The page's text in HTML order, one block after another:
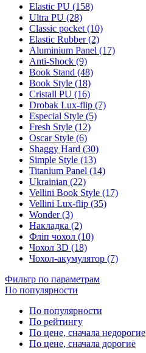
Elastic PU (158)
Ultra PU (28)
Classic pocket (10)
Elastic Rubber (2)
Aluminium Panel (17)
Anti-Shock (9)
Book Stand (48)
Book Style (18)
Cristall PU (16)
Drobak Lux-flip (7)
Especial Style (5)
Fresh Style (12)
Oscar Style (6)
Shaggy Hard (30)
Simple Style (13)
Titanium Panel (14)
Ukrainian (22)
Vellini Book Style (17)
Vellini Lux-flip (35)
Wonder (3)
Накладка (2)
Фліп чохол (10)
Чохол 3D (18)
Чохол-акумулятор (7)
Фильтр по параметрам
По популярности
По популярности
По рейтингу
По цене, сначала недорогие
По цене, сначала дорогие